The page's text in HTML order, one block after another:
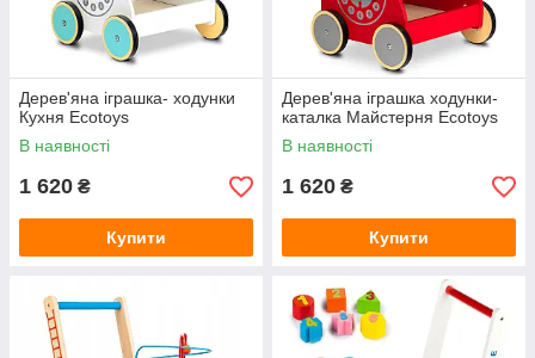
Дерев'яна іграшка- ходунки
Кухня Ecotoys
В наявності
1 620 ₴
Купити
Дерев'яна іграшка ходунки-
каталка Майстерня Ecotoys
В наявності
1 620 ₴
Купити